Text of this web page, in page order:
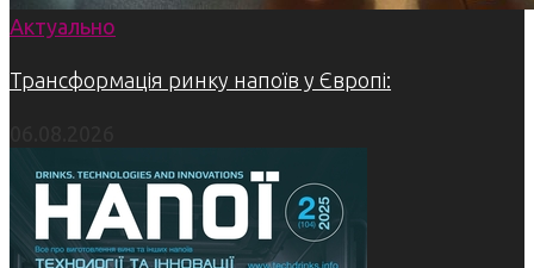
Актуально
Трансформація ринку напоїв у Європі: